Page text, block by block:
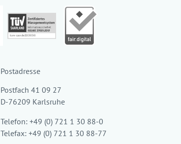
Postadresse
Postfach 41 09 27
D-76209 Karlsruhe
Telefon: +49 (0) 721 1 30 88-0
Telefax: +49 (0) 721 1 30 88-77